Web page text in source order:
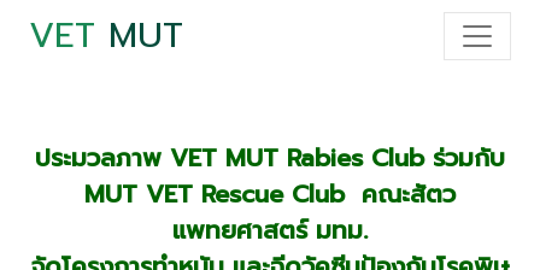
VET MUT
ประมวลภาพ VET MUT Rabies Club ร่วมกับ
MUT VET Rescue Club คณะสัตว
แพทยศาสตร์ มทม.